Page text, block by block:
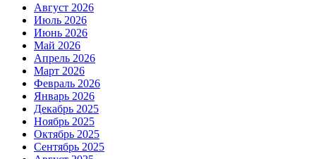
Август 2026
Июль 2026
Июнь 2026
Май 2026
Апрель 2026
Март 2026
Февраль 2026
Январь 2026
Декабрь 2025
Ноябрь 2025
Октябрь 2025
Сентябрь 2025